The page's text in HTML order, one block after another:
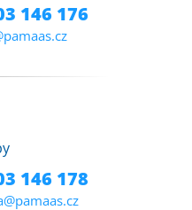
146 176
146 178